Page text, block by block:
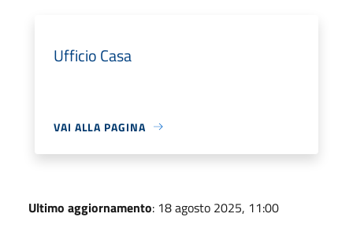
Ufficio Casa
VAI ALLA PAGINA
Ultimo aggiornamento: 18 agosto 2025, 11:00